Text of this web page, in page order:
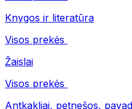
Knygos ir literatūra
Visos prekės
Žaislai
Visos prekės
Antkakliai, petnešos,